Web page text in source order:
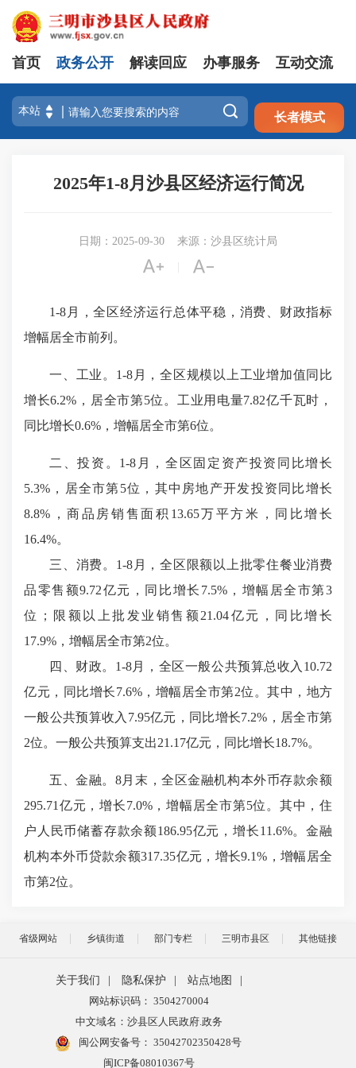
注册 登录
首页 政务公开 解读回应 办事服务 互动交流
 长者模式
2025年1-8月沙县区经济运行简况
日期：2025-09-30 来源：沙县区统计局
 
1-8 月，全区经济运行总体平稳，消费、财政指标
增幅居全市前列。
一、工业。 1-8月，全区规模以上工业增加值同比
增长6.2% ，居全市第5位。工业用电量7.82亿千瓦时，
同比增长0.6% ，增幅居全市第6位。
二、投资。 1-8 月，全区固定资产投资同比增长
5.3% ，居全市第5位，其中房地产开发投资同比增长
8.8% ，商品房销售面积 13.65万平方米，同比增长
16.4%。
三、消费。 1-8月，全区限额以上批零住餐业消费
品零售额9.72亿元，同比增长 7.5%，增幅居全市第3
位；限额以上批发业销售额21.04亿元，同比增长
17.9% ，增幅居全市第2位。
四、财政。 1-8月，全区一般公共预算总收入 10.72
亿元，同比增长7.6%，增幅居全市第2位。其中，地方
一般公共预算收入 7.95亿元，同比增长7.2% ，居全市第
2位。一般公共预算支出21.17亿元，同比增长18.7%。
五、金融。 8月末，全区金融机构本外币存款余额
295.71 亿元，增长7.0%，增幅居全市第5位。其中，住
户人民币储蓄存款余额186.95亿元，增长11.6%。金融
机构本外币贷款余额317.35亿元，增长9.1% ，增幅居全
市第2位。
省级网站 乡镇街道 部门专栏 三明市县区 其他链接
关于我们 隐私保护 站点地图
网站标识码： 3504270004
中文域名：沙县区人民政府.政务
闽公网安备号： 35042702350428号
闽ICP备08010367号